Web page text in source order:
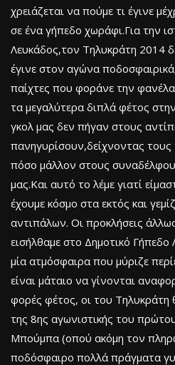
χρειάζεται να πούμε τι έγινε
σε ένα γήπεδο χωράφι.Για την
Λευκάδος,τον Τηλυκράτη 2014
έγινε στον αγώνα
παίχτες που φοράνε την
τα μεγαλύτερα διπλά φέτος
γκολ μας δεν πήγαν στους
πανηγυρίσουν,δείχνοντας
πόσο μάλλον στους
μας.Και αυτό το λέμε γιατί
έχουμε κόσμο στα εκτός και
αντιπάλων. Οι προκλήσεις
εισήλθαμε στο Δημοτικό Γήπεδο
μία ατμόσφαιρα που μύριζε
είναι μάταιο να γίνονται
φορές φέτος, οι του
της 8ης αγωνιστικής του
Μπούμπα (οπού ακόμη τον
ποδόσφαιρο πολλά πράγματα